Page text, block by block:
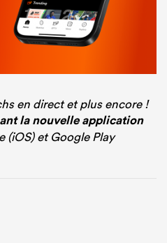
en direct et plus encore !
la nouvelle application
(iOS) et Google Play